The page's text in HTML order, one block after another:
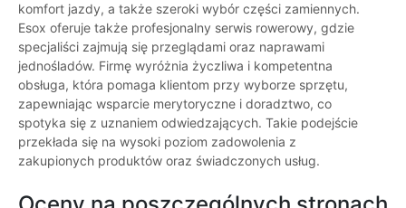
komfort jazdy, a także szeroki wybór części zamiennych.
Esox oferuje także profesjonalny serwis rowerowy, gdzie
specjaliści zajmują się przeglądami oraz naprawami
jednośladów. Firmę wyróżnia życzliwa i kompetentna
obsługa, która pomaga klientom przy wyborze sprzętu,
zapewniając wsparcie merytoryczne i doradztwo, co
spotyka się z uznaniem odwiedzających. Takie podejście
przekłada się na wysoki poziom zadowolenia z
zakupionych produktów oraz świadczonych usług.